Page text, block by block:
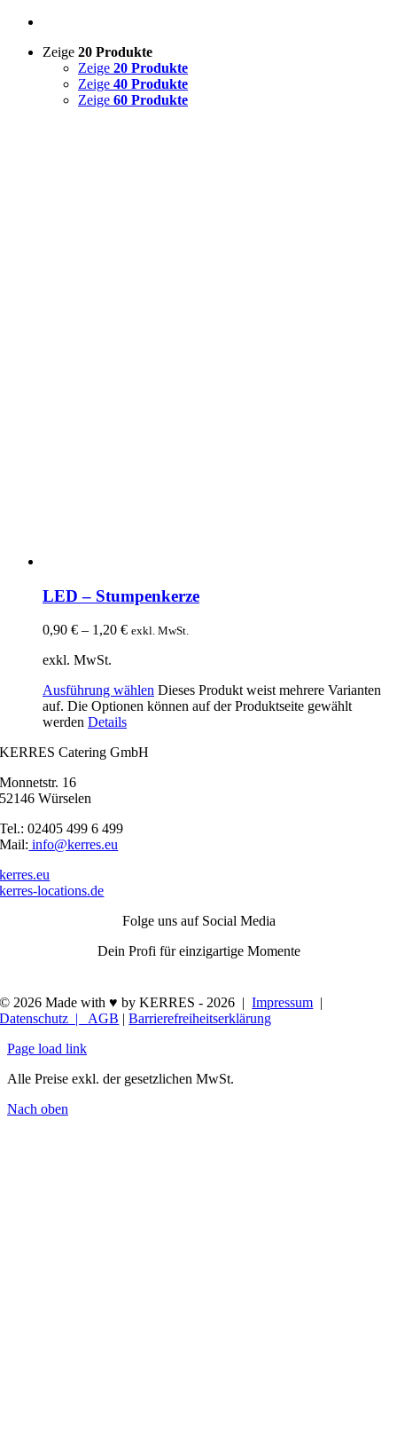
Zeige 20 Produkte
Zeige 20 Produkte
Zeige 40 Produkte
Zeige 60 Produkte
LED – Stumpenkerze
0,90 € – 1,20 € exkl. MwSt.
exkl. MwSt.
Ausführung wählen Dieses Produkt weist mehrere Varianten
auf. Die Optionen können auf der Produktseite gewählt
werden Details
KERRES Catering GmbH
Monnetstr. 16
52146 Würselen
Tel.: 02405 499 6 499
Mail: info@kerres.eu
kerres.eu
kerres-locations.de
Folge uns auf Social Media
Dein Profi für einzigartige Momente
© 2026 Made with ♥ by KERRES -2026 |Impressum |
Datenschutz |AGB |Barrierefreiheitserklärung
Page load link
Alle Preise exkl. der gesetzlichen MwSt.
Nach oben